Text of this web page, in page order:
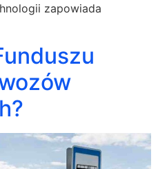
zapowiada